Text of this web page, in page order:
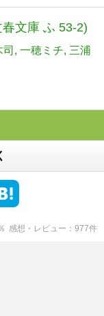
文庫 ふ 53-2)
一穂ミチ 三浦
感想・レビュー 977件